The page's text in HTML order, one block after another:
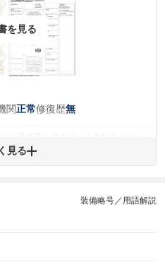
を見る
関正常修復歴無
りません。
ください。
見る
装備略号／用語解説